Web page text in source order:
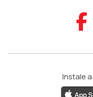
Instale